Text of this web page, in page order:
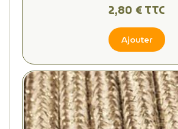
2,80 € TTC
Ajouter